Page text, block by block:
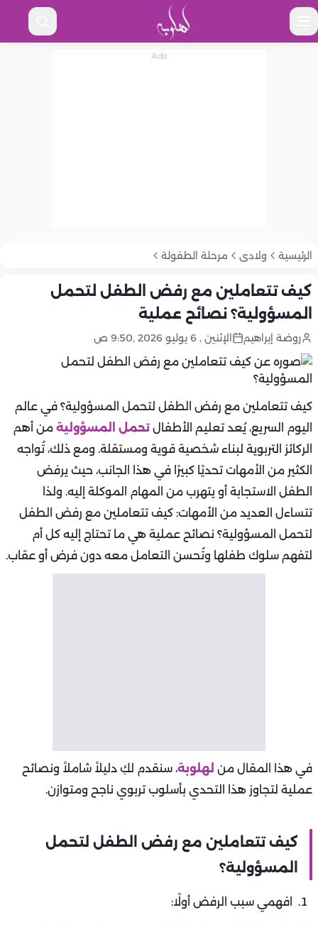
الرئيسية ولادى مرحلة الطفولة
كيف تتعاملين مع رفض الطفل لتحمل
المسؤولية؟ نصائح عملية
روضة إبراهيم الإثنين , 6 يوليو 2026 ,9:50 ص
كيف تتعاملين مع رفض الطفل لتحمل المسؤولية؟ في عالم
اليوم السريع، يُعد تعليم الأطفال تحمل المسؤولية من أهم
الركائز التربوية لبناء شخصية قوية ومستقلة. ومع ذلك، تُواجه
الكثير من الأمهات تحديًا كبيرًا في هذا الجانب، حيث يرفض
الطفل الاستجابة أو يتهرب من المهام الموكلة إليه. ولذا
تتساءل العديد من الأمهات: كيف تتعاملين مع رفض الطفل
لتحمل المسؤولية؟ نصائح عملية هي ما تحتاج إليه كل أم
لتفهم سلوك طفلها وتُحسن التعامل معه دون فرض أو عقاب.
في هذا المقال من لهلوبة، سنقدم لكِ دليلاً شاملاً ونصائح
عملية لتجاوز هذا التحدي بأسلوب تربوي ناجح ومتوازن.
كيف تتعاملين مع رفض الطفل لتحمل
المسؤولية؟
افهمي سبب الرفض أولًا: